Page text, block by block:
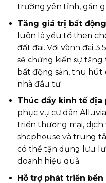
trường yên tĩnh, gần
Tăng giá trị bất
luôn là yếu tố then
đất đai. Với Vành đai
sẽ chứng kiến sự
bất động sản, thu hút
nhà đầu tư.
Thúc đẩy kinh tế địa
phục vụ cư dân
triển thương mại, dịch
shophouse và trung
có thể tận dụng lưu
doanh hiệu quả.
Hỗ trợ phát triển bền